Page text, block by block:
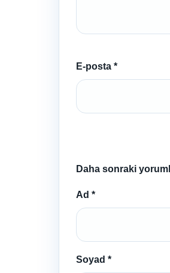
E-posta *
Daha sonraki
Ad *
Soyad *